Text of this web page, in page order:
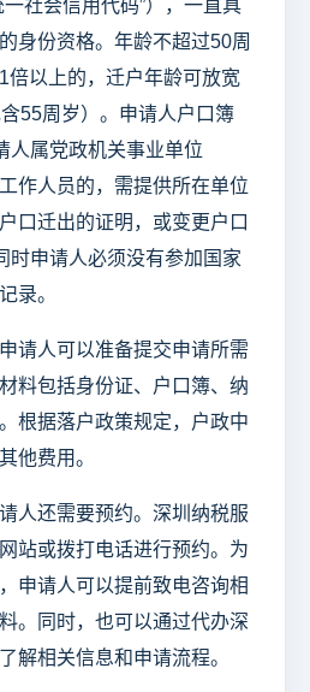
一社会信用代码”），一直具
身份资格。年龄不超过50周
倍以上的，迁户年龄可放宽
55周岁）。申请人户口簿
人属党政机关事业单位
作人员的，需提供所在单位
口迁出的证明，或变更户口
时申请人必须没有参加国家
录。
请人可以准备提交申请所需
料包括身份证、户口簿、纳
根据落户政策规定，户政中
他费用。
人还需要预约。深圳纳税服
站或拨打电话进行预约。为
申请人可以提前致电咨询相
。同时，也可以通过代办深
解相关信息和申请流程。